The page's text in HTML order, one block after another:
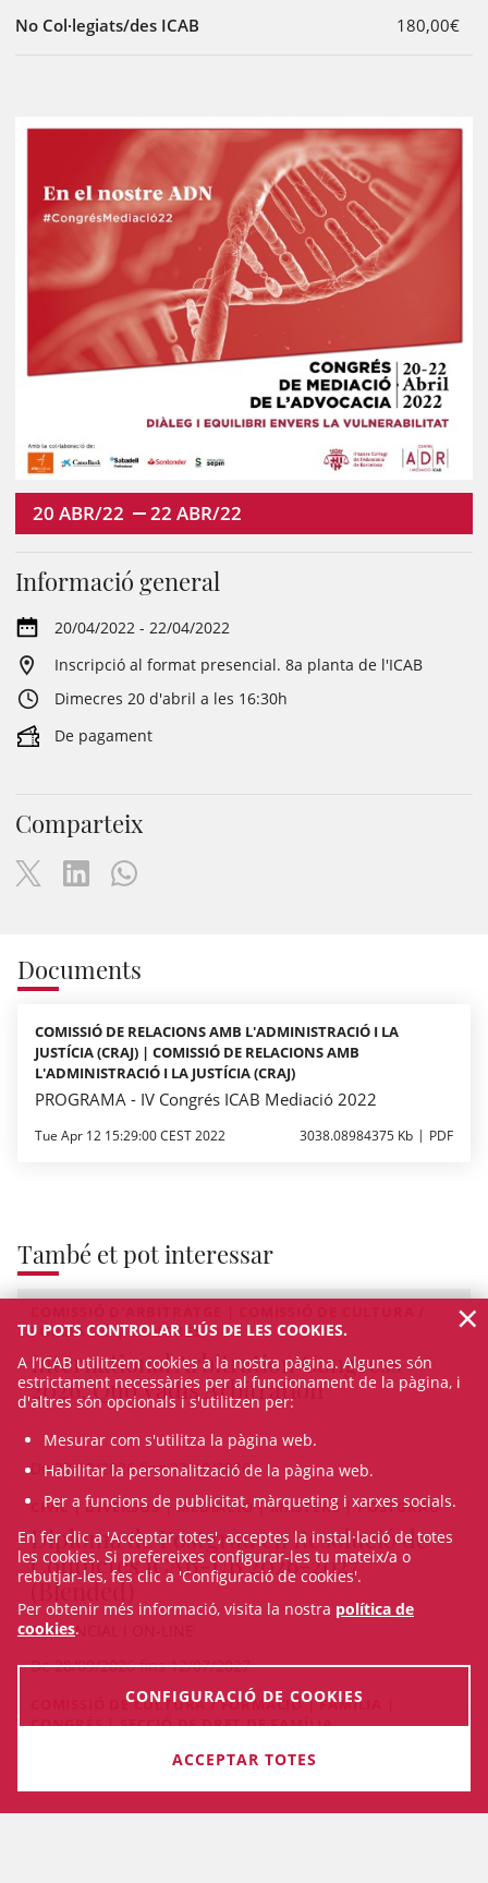
No Col·legiats/des ICAB 180,00€
20 ABR/22 22 ABR/22
Informació general
20/04/2022 - 22/04/2022
Inscripció al format presencial. 8a planta de l'ICAB
Dimecres 20 d'abril a les 16:30h
De pagament
Comparteix
Documents
COMISSIÓ DE RELACIONS AMB L'ADMINISTRACIÓ I LA
JUSTÍCIA (CRAJ) | COMISSIÓ DE RELACIONS AMB
L'ADMINISTRACIÓ I LA JUSTÍCIA (CRAJ)
PROGRAMA - IV Congrés ICAB Mediació 2022
Tue Apr 12 15:29:00 CEST 2022 3038.08984375 Kb PDF
També et pot interessar
FORMACIÓ | CONGRÉS
International Arbitration Congress
2026. Quo Vadis Arbitration
De 22/10/2026 fins 23/10/2026
CIVIL | DIVERSOS | MEDIACIÓ | MÀSTERS | POSTGRAU
Diploma de Postgrau en Resolució de
Conflictes ICAB-UB 2026-2027
(Blended)
PRESENCIAL I ON-LINE
De 28/09/2026 fins 12/07/2027
COMISSIÓ DE CULTURA / FORMACIÓ | FAMÍLIA |
CONGRÉS | SECCIÓ DE DRET DE FAMÍLIA
5è Congrés de Dret de Família (2026)
TU POTS CONTROLAR L'ÚS DE LES COOKIES.
A l’ICAB utilitzem cookies a la nostra pàgina. Algunes són
estrictament necessàries per al funcionament de la pàgina, i
d'altres són opcionals i s'utilitzen per:
Mesurar com s'utilitza la pàgina web.
Habilitar la personalització de la pàgina web.
Per a funcions de publicitat, màrqueting i xarxes socials.
En fer clic a 'Acceptar totes', acceptes la instal·lació de totes
les cookies. Si prefereixes configurar-les tu mateix/a o
rebutjar-les, fes clic a 'Configuració de cookies'.
Per obtenir més informació, visita la nostra política de
cookies.
CONFIGURACIÓ DE COOKIES
ACCEPTAR TOTES
×